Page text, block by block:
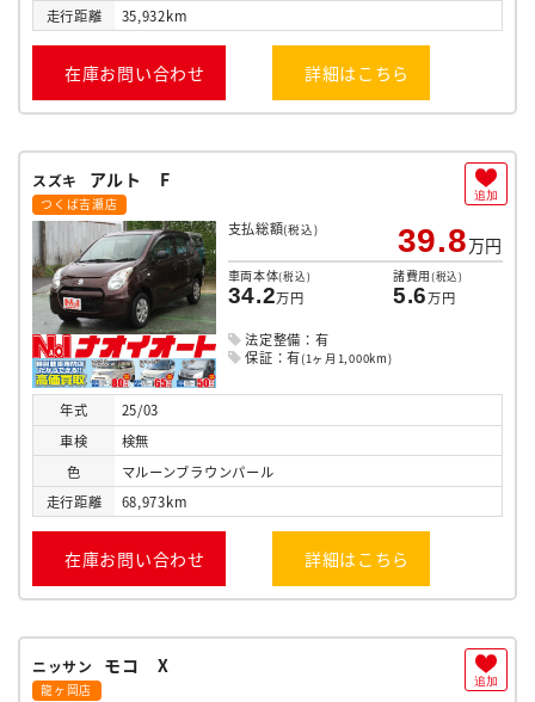
走行距離 35,932km
在庫お問い合わせ 詳細はこちら
スズキ アルト F
つくば吉瀬店
支払総額(税込) 39.8万円
車両本体(税込)
34.2万円
諸費用(税込)
5.6万円
法定整備：有
保証：有(1ヶ月1,000km)
年式
25/03
車検
検無
色
マルーンブラウンパール
走行距離 68,973km
在庫お問い合わせ 詳細はこちら
追加
ニッサン モコ X
龍ヶ岡店
追加